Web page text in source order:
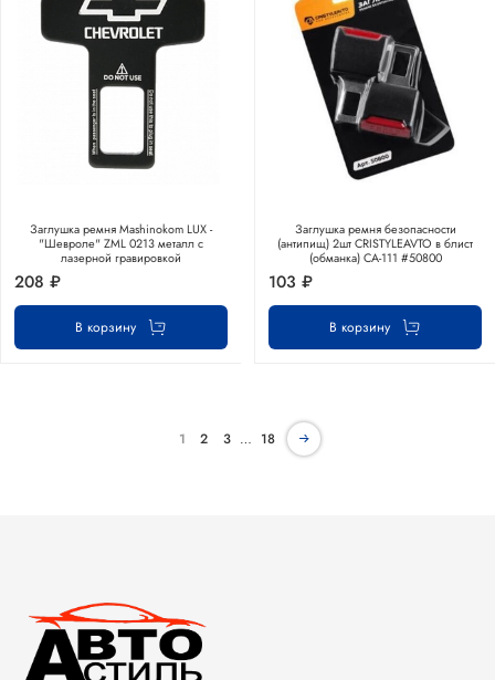
Заглушка ремня Mashinokom LUX -
"Шевроле" ZML 0213 металл с
лазерной гравировкой
208 ₽
В корзину
Заглушка ремня безопасности
(антипищ) 2шт CRISTYLEAVTO в блист
(обманка) CA-111 #50800
103 ₽
В корзину
1 2 3 … 18